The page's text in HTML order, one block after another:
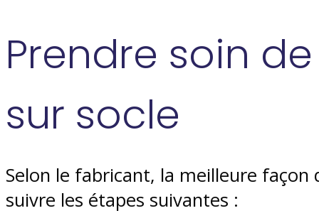
Prendre soin
sur socle
Selon le fabricant, la meilleure
suivre les étapes suivantes :